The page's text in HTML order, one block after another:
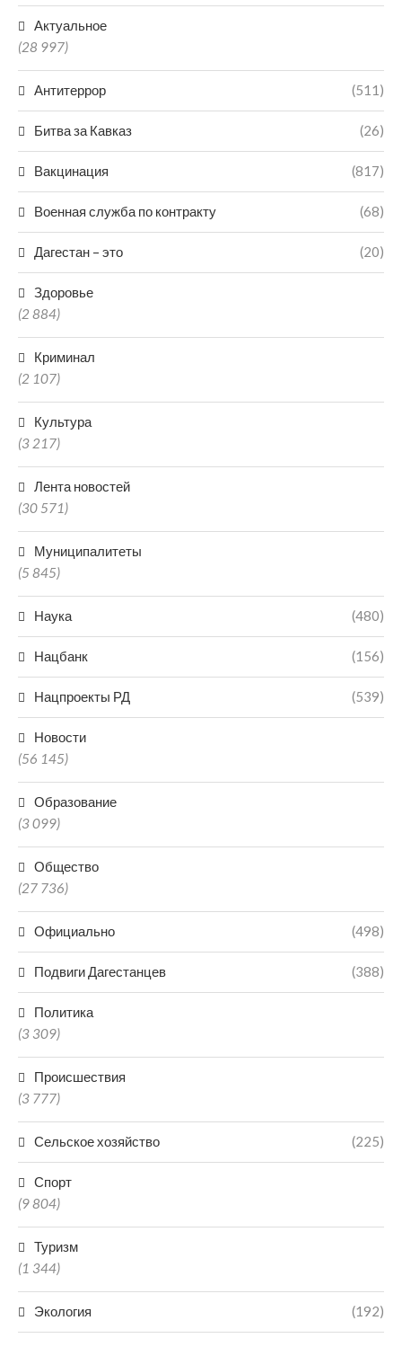
Актуальное
(28 997)
Антитеррор (511)
Битва за Кавказ (26)
Вакцинация (817)
Военная служба по контракту (68)
Дагестан – это (20)
Здоровье
(2 884)
Криминал
(2 107)
Культура
(3 217)
Лента новостей
(30 571)
Муниципалитеты
(5 845)
Наука (480)
Нацбанк (156)
Нацпроекты РД (539)
Новости
(56 145)
Образование
(3 099)
Общество
(27 736)
Официально (498)
Подвиги Дагестанцев (388)
Политика
(3 309)
Происшествия
(3 777)
Сельское хозяйство (225)
Спорт
(9 804)
Туризм
(1 344)
Экология (192)